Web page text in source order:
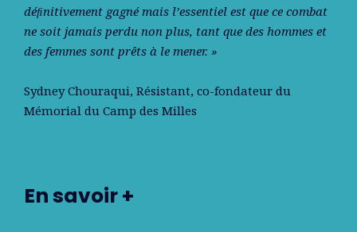
déﬁnitivement gagné mais l’essentiel est que ce combat
ne soit jamais perdu non plus, tant que des hommes et
des femmes sont prêts à le mener. »
Sydney Chouraqui, Résistant, co-fondateur du
Mémorial du Camp des Milles
En savoir +